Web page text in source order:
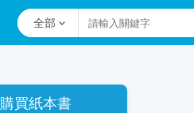
全部
購買紙本書